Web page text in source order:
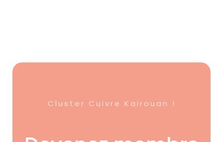
Cluster Cuivre Kairouan !